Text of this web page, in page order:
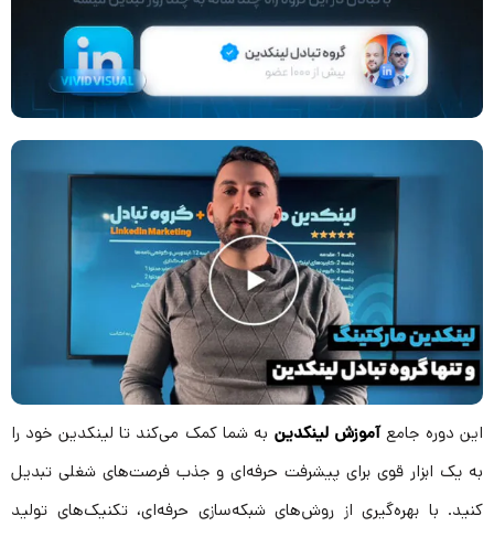
این دوره جامعآموزش لینکدین به شما کمک می‌کند تا لینکدین خود را
به یک ابزار قوی برای پیشرفت حرفه‌ای و جذب فرصت‌های شغلی تبدیل
کنید. با بهره‌گیری از روش‌های شبکه‌سازی حرفه‌ای، تکنیک‌های تولید